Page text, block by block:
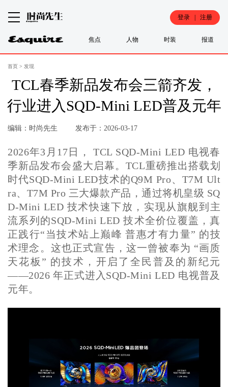
登录 | 注册
焦点 人物 时装 报道
首页 > 发现
TCL春季新品发布会三箭齐发，
行业进入SQD-Mini LED普及元年
编辑：时尚先生 发布于：2026-03-17
2026年3月17日， TCL SQD-Mini LED 电视春
季新品发布会盛大启幕。TCL重磅推出搭载划
时代SQD-Mini LED技术的Q9M Pro、T7M Ult
ra、T7M Pro 三大爆款产品，通过将机皇级 SQ
D-Mini LED 技术快速下放，实现从旗舰到主
流系列的SQD-Mini LED 技术全价位覆盖，真
正践行“当技术站上巅峰 普惠才有力量” 的技
术理念。这也正式宣告，这一曾被奉为 “画质
天花板” 的技术，开启了全民普及的新纪元
——2026 年正式进入SQD-Mini LED 电视普及
元年。